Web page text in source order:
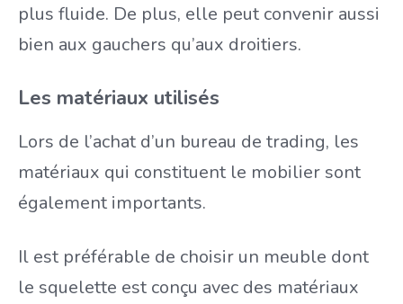
plus fluide. De plus, elle peut convenir aussi
bien aux gauchers qu’aux droitiers.
Les matériaux utilisés
Lors de l’achat d’un bureau de trading, les
matériaux qui constituent le mobilier sont
également importants.
Il est préférable de choisir un meuble dont
le squelette est conçu avec des matériaux